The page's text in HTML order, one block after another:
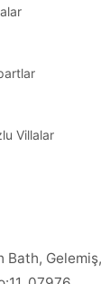
Villalar
Bath, Gelemiş,